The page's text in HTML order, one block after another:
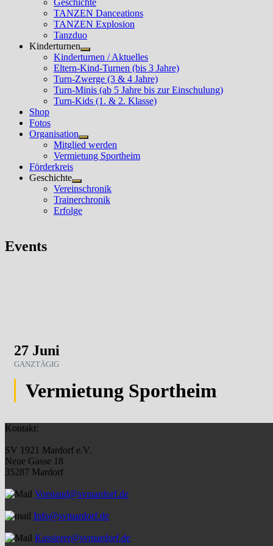
Geschichte
TANZEN Danceations
TANZEN Explosion
Tanzduo
Kinderturnen
Untermenü
anzeigen
Kinderturnen / Aktuelles
Eltern-Kind-Turnen (bis 3 Jahre)
Turn-Zwerge (3 & 4 Jahre)
Turn-Minis (ab 5 Jahre bis zur Einschulung)
Turn-Kids (1. & 2. Klasse)
Shop
Fotos
Organisation
Untermenü
anzeigen
Mitglied werden
Vermietung Sportheim
Förderkreis
Geschichte
Untermenü
anzeigen
Vereinschronik
Trainerchronik
Erfolge
Events
27 Juni
GANZTÄGIG
Vermietung Sportheim
Kontakt:
SV 1921 Mardorf e.V.
Neue Gasse 18
35287 Mardorf
Vorstand@svmardorf.de
Info@svmardorf.de
Kassierer@svmardorf.de